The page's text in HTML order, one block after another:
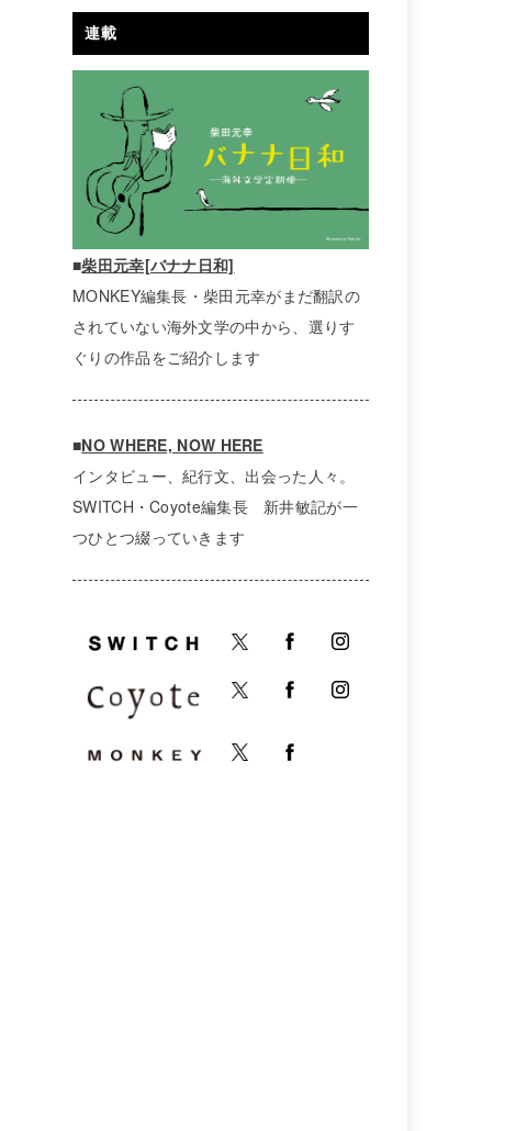
連載
■柴田元幸[バナナ日和]
MONKEY編集長・柴田元幸がまだ翻訳の
されていない海外文学の中から、選りす
ぐりの作品をご紹介します
■NO WHERE, NOW HERE
インタビュー、紀行文、出会った人々。
SWITCH・Coyote編集長 新井敏記が一
つひとつ綴っていきます